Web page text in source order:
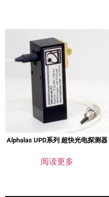
Alphalas UPD系列 超快光电探测器
阅读更多